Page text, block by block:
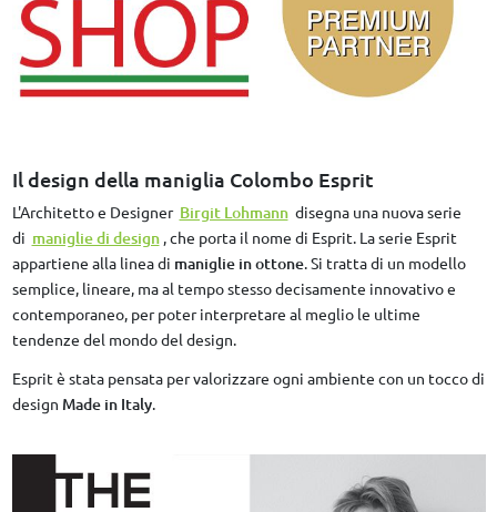
Il design della maniglia Colombo Esprit
L'Architetto e Designer Birgit Lohmann disegna una nuova serie
di maniglie di design , che porta il nome di Esprit. La serie Esprit
appartiene alla linea di maniglie in ottone. Si tratta di un modello
semplice, lineare, ma al tempo stesso decisamente innovativo e
contemporaneo, per poter interpretare al meglio le ultime
tendenze del mondo del design.
Esprit è stata pensata per valorizzare ogni ambiente con un tocco di
design Made in Italy.